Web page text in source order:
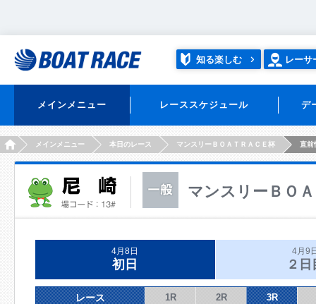
知る楽しむ レーサ
メインメニュー レーススケジュール デ
HOMEメインメニュー 本日のレース マンスリーＢＯＡＴＲＡＣＥ杯 直前
マンスリーＢＯ
4月8日
初日
4月9
２日
レース 1R 2R 3R